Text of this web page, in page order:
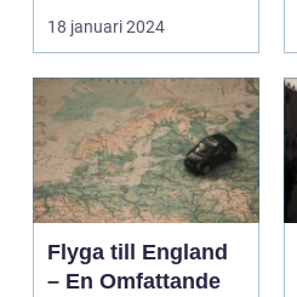
Europas mest
populära dest...
18 januari 2024
Flyga till England
– En Omfattande